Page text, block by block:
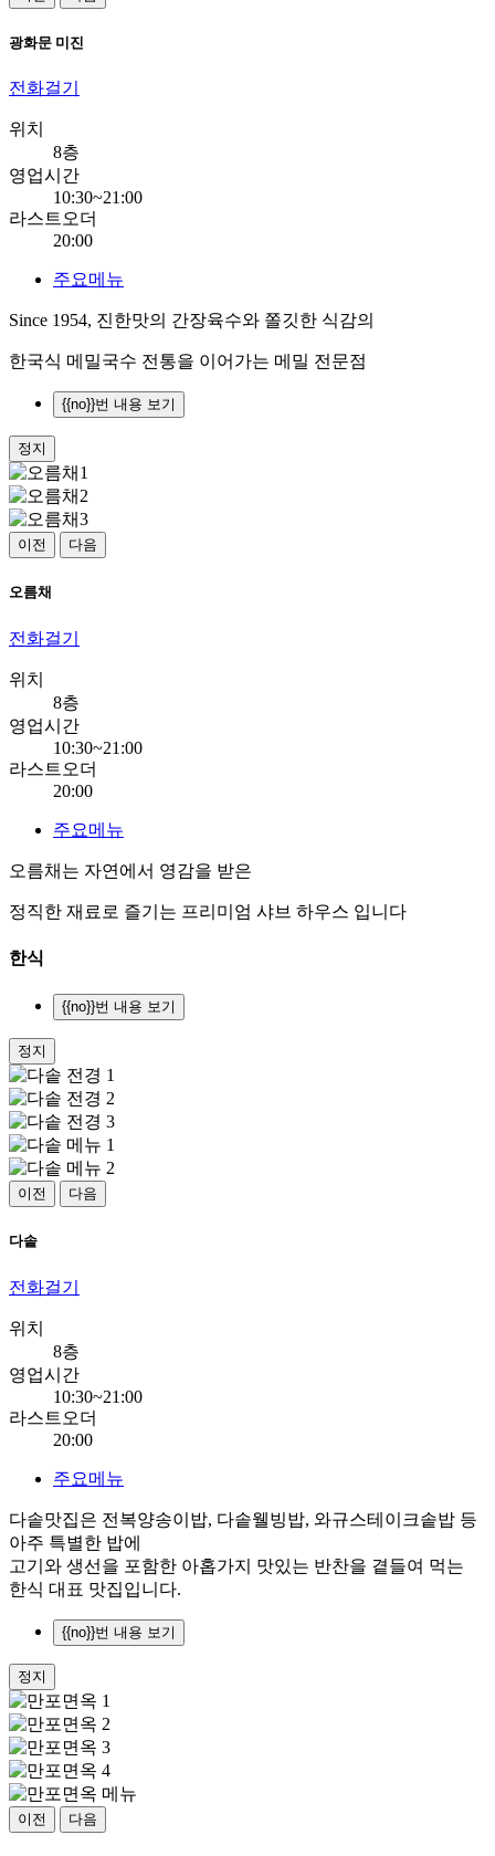
광화문 미진
전화걸기
위치
8층
영업시간
10:30~21:00
라스트오더
20:00
주요메뉴
Since 1954, 진한맛의 간장육수와 쫄깃한 식감의
한국식 메밀국수 전통을 이어가는 메밀 전문점
{{no}}번 내용 보기
정지
이전 다음
오름채
전화걸기
위치
8층
영업시간
10:30~21:00
라스트오더
20:00
주요메뉴
오름채는 자연에서 영감을 받은
정직한 재료로 즐기는 프리미엄 샤브 하우스 입니다
한식
{{no}}번 내용 보기
정지
이전 다음
다솥
전화걸기
위치
8층
영업시간
10:30~21:00
라스트오더
20:00
주요메뉴
다솥맛집은 전복양송이밥, 다솥웰빙밥, 와규스테이크솥밥 등
아주 특별한 밥에
고기와 생선을 포함한 아홉가지 맛있는 반찬을 곁들여 먹는
한식 대표 맛집입니다.
{{no}}번 내용 보기
정지
이전 다음